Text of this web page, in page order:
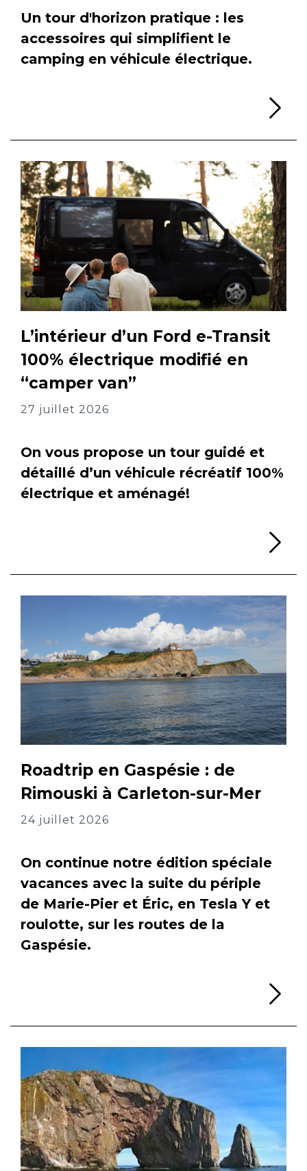
Un tour d'horizon pratique : les
accessoires qui simplifient le
camping en véhicule électrique.
L’intérieur d’un Ford e-Transit
100% électrique modifié en
“camper van”
27 juillet 2026
On vous propose un tour guidé et
détaillé d’un véhicule récréatif 100%
électrique et aménagé!
Roadtrip en Gaspésie : de
Rimouski à Carleton-sur-Mer
24 juillet 2026
On continue notre édition spéciale
vacances avec la suite du périple
de Marie-Pier et Éric, en Tesla Y et
roulotte, sur les routes de la
Gaspésie.